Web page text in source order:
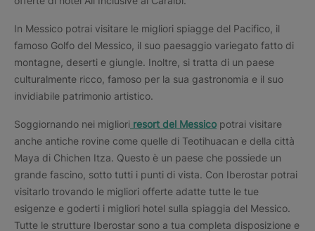
In Messico potrai visitare le migliori spiagge del Pacifico, il
famoso Golfo del Messico, il suo paesaggio variegato fatto di
montagne, deserti e giungle. Inoltre, si tratta di un paese
culturalmente ricco, famoso per la sua gastronomia e il suo
invidiabile patrimonio artistico.
Soggiornando nei migliori resort del Messico potrai visitare
anche antiche rovine come quelle di Teotihuacan e della città
Maya di Chichen Itza. Questo è un paese che possiede un
grande fascino, sotto tutti i punti di vista. Con Iberostar potrai
visitarlo trovando le migliori offerte adatte tutte le tue
esigenze e goderti i migliori hotel sulla spiaggia del Messico.
Tutte le strutture Iberostar sono a tua completa disposizione e